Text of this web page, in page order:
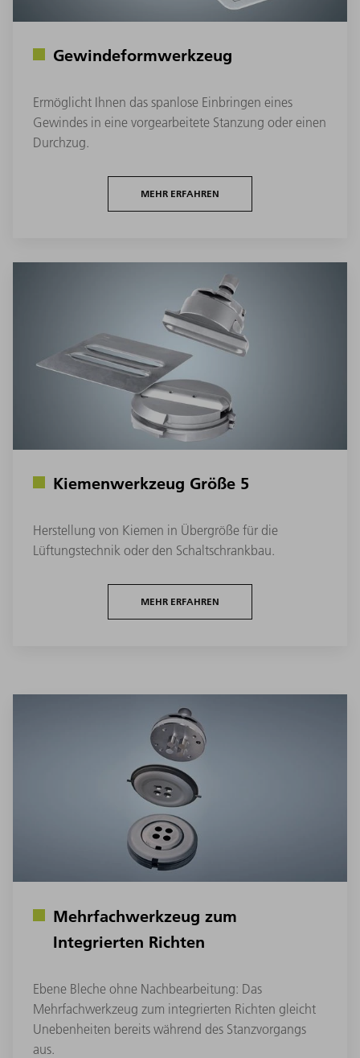
Gewindeformwerkzeug
Ermöglicht Ihnen das spanlose Einbringen eines
Gewindes in eine vorgearbeitete Stanzung oder einen
Durchzug.
MEHR ERFAHREN
Kiemenwerkzeug Größe 5
Herstellung von Kiemen in Übergröße für die
Lüftungstechnik oder den Schaltschrankbau.
MEHR ERFAHREN
Mehrfachwerkzeug zum
Integrierten Richten
Ebene Bleche ohne Nachbearbeitung: Das
Mehrfachwerkzeug zum integrierten Richten gleicht
Unebenheiten bereits während des Stanzvorgangs
aus.